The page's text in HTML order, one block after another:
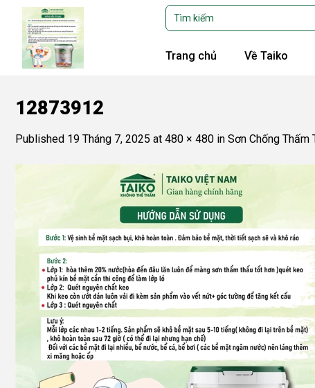
content
Tìm
kiếm:
Trang chủ Về Taiko
12873912
Published 19 Tháng 7, 2025 at 480 × 480 in Sơn Chống Thấm